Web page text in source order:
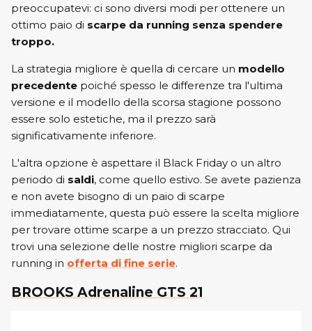
preoccupatevi: ci sono diversi modi per ottenere un
ottimo paio di scarpe da running senza spendere
troppo.
La strategia migliore è quella di cercare un modello
precedente poiché spesso le differenze tra l'ultima
versione e il modello della scorsa stagione possono
essere solo estetiche, ma il prezzo sarà
significativamente inferiore.
L'altra opzione è aspettare il Black Friday o un altro
periodo di saldi, come quello estivo. Se avete pazienza
e non avete bisogno di un paio di scarpe
immediatamente, questa può essere la scelta migliore
per trovare ottime scarpe a un prezzo stracciato. Qui
trovi una selezione delle nostre migliori scarpe da
running in offerta di fine serie.
BROOKS Adrenaline GTS 21